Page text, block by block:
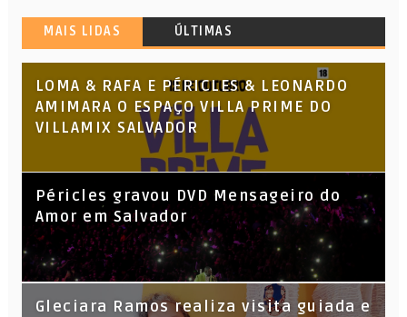
MAIS LIDAS ÚLTIMAS
LOMA & RAFA E PÉRICLES & LEONARDO
AMIMARA O ESPAÇO VILLA PRIME DO
VILLAMIX SALVADOR
Péricles gravou DVD Mensageiro do
Amor em Salvador
KL Jay (Racionais MC’s), DJ Raíz e DJ
Gleciara Ramos realiza visita guiada e